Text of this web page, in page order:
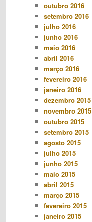
outubro 2016
setembro 2016
julho 2016
junho 2016
maio 2016
abril 2016
março 2016
fevereiro 2016
janeiro 2016
dezembro 2015
novembro 2015
outubro 2015
setembro 2015
agosto 2015
julho 2015
junho 2015
maio 2015
abril 2015
março 2015
fevereiro 2015
janeiro 2015